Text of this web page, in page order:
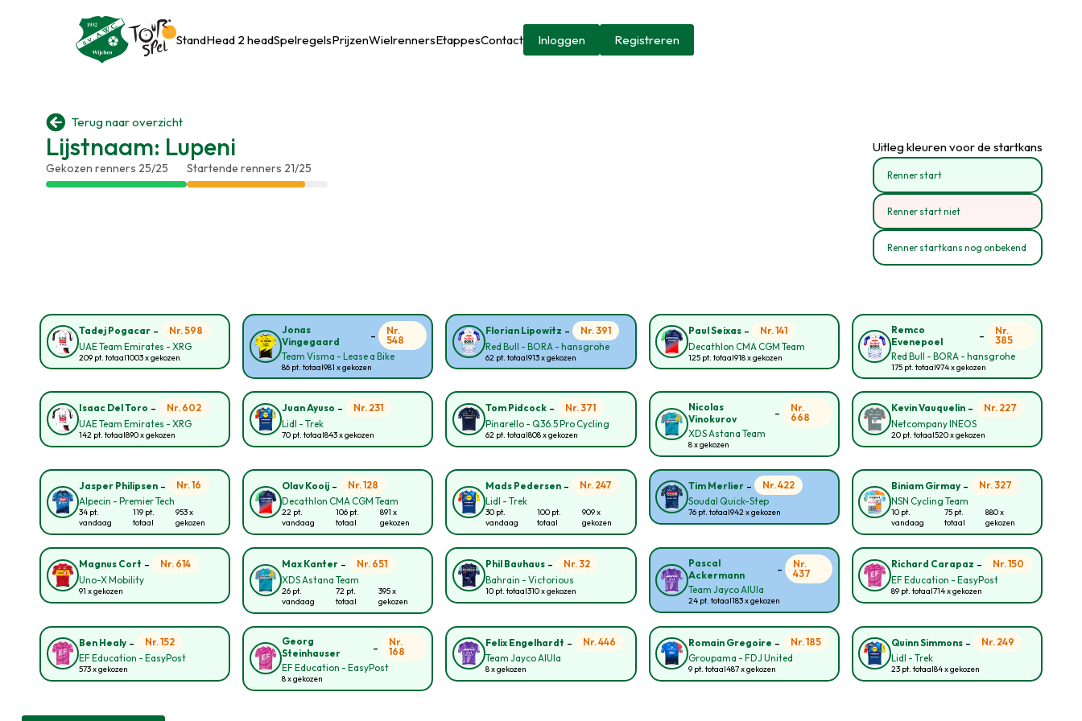
StandHead 2 headSpelregelsPrijzenWielrennersEtappesContact Inloggen Registreren
 Terug naar overzicht
Lijstnaam: Lupeni
Gekozen renners 25/25 Startende renners 21/25
Uitleg kleuren voor de startkans
Renner start
Renner start niet
Renner startkans nog onbekend
Tadej Pogacar -
Nr. 598
UAE Team Emirates - XRG
209 pt. totaal1003 x gekozen
Jonas
Vingegaard
-
Nr.
548
Team Visma - Lease a Bike
86 pt. totaal981 x gekozen
Florian Lipowitz -
Nr. 391
Red Bull - BORA - hansgrohe
62 pt. totaal913 x gekozen
Paul Seixas-
Nr. 141
Decathlon CMA CGM Team
125 pt. totaal918 x gekozen
Remco
Evenepoel
-
Nr.
385
Red Bull - BORA - hansgrohe
175 pt. totaal974 x gekozen
Isaac Del Toro -
Nr. 602
UAE Team Emirates - XRG
142 pt. totaal890 x gekozen
Juan Ayuso -
Nr. 231
Lidl - Trek
70 pt. totaal843 x gekozen
Tom Pidcock-
Nr. 371
Pinarello - Q36.5 Pro Cycling
62 pt. totaal808 x gekozen
Nicolas
Vinokurov
-
Nr.
668
XDS Astana Team
8 x gekozen
Kevin Vauquelin-
Nr. 227
Netcompany INEOS
20 pt. totaal520 x gekozen
Jasper Philipsen -
Nr. 16
Alpecin - Premier Tech
34 pt.
vandaag
119 pt.
totaal
953 x
gekozen
Olav Kooij -
Nr. 128
Decathlon CMA CGM Team
22 pt.
vandaag
106 pt.
totaal
891 x
gekozen
Mads Pedersen-
Nr. 247
Lidl - Trek
30 pt.
vandaag
100 pt.
totaal
909 x
gekozen
Tim Merlier-
Nr. 422
Soudal Quick-Step
76 pt. totaal942 x gekozen
Biniam Girmay-
Nr. 327
NSN Cycling Team
10 pt.
vandaag
75 pt.
totaal
880 x
gekozen
Magnus Cort -
Nr. 614
Uno-X Mobility
91 x gekozen
Max Kanter -
Nr. 651
XDS Astana Team
26 pt.
vandaag
72 pt.
totaal
395 x
gekozen
Phil Bauhaus-
Nr. 32
Bahrain - Victorious
10 pt. totaal310 x gekozen
Pascal
Ackermann
-
Nr.
437
Team Jayco AlUla
24 pt. totaal183 x gekozen
Richard Carapaz -
Nr. 150
EF Education - EasyPost
89 pt. totaal714 x gekozen
Ben Healy -
Nr. 152
EF Education - EasyPost
573 x gekozen
Georg
Steinhauser
-
Nr.
168
EF Education - EasyPost
8 x gekozen
Felix Engelhardt -
Nr. 446
Team Jayco AlUla
8 x gekozen
Romain Gregoire -
Nr. 185
Groupama - FDJ United
9 pt. totaal487 x gekozen
Quinn Simmons-
Nr. 249
Lidl - Trek
23 pt. totaal84 x gekozen